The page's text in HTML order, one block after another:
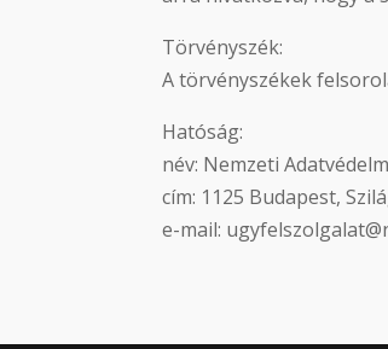
Törvényszék:
A törvényszékek
Hatóság:
név: Nemzeti
cím: 1125 Budapest,
e-mail: